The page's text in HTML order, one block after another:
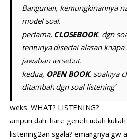
Bangunan, kemungkinannya
model soal.
pertama, CLOSEBOOK. dgn
tentunya disertai alasan
jawaban tersebut.
kedua, OPEN BOOK. soalnya
ditambah dgn soal listening’
weks. WHAT? LISTENING?
ampun dah. hare geneh udah
listening2an sgala? emangnya gw